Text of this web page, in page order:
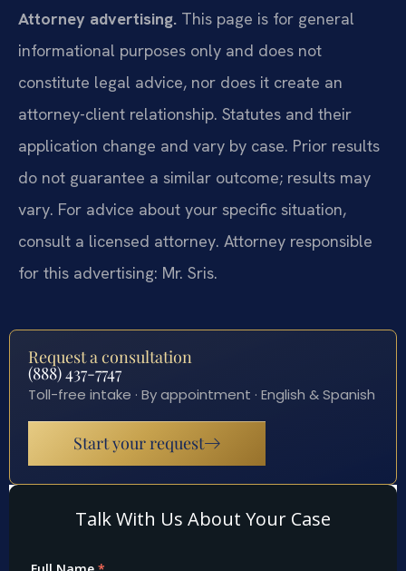
Attorney advertising. This page is for general
informational purposes only and does not
constitute legal advice, nor does it create an
attorney-client relationship. Statutes and their
application change and vary by case. Prior results
do not guarantee a similar outcome; results may
vary. For advice about your specific situation,
consult a licensed attorney. Attorney responsible
for this advertising: Mr. Sris.
Request a consultation
(888) 437-7747
Toll-free intake · By appointment · English & Spanish
Start your request